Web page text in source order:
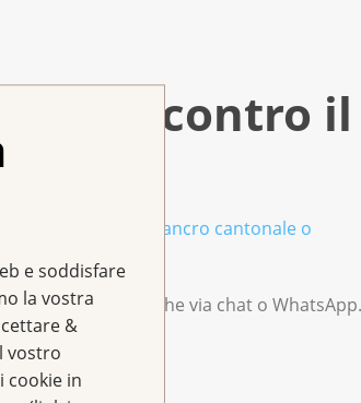
e soddisfare
la vostra
&
vostro
cookie in
Lega contro il
Lega contro il cancro cantonale o
la assistono anche via chat o WhatsApp.